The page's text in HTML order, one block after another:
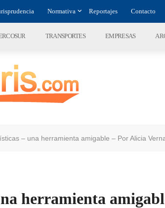
Normativa Reportajes Contacto
TRANSPORTES EMPRESAS
– una herramienta amigable – Por Alicia
herramienta